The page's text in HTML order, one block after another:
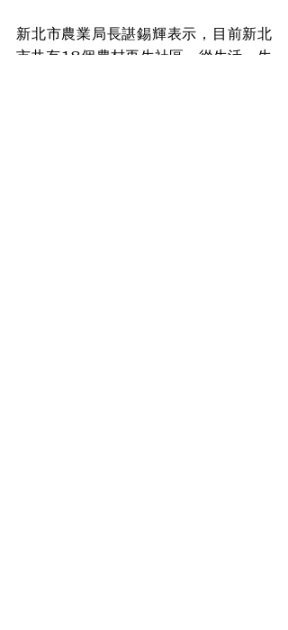
新北市農業局長諶錫輝表示，目前新北
市共有18個農村再生社區，從生活、生